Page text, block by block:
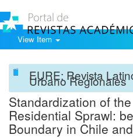
View Item
EURE: Revista
Urbano Regionales
Standardization of
Residential Sprawl:
Boundary in Chile